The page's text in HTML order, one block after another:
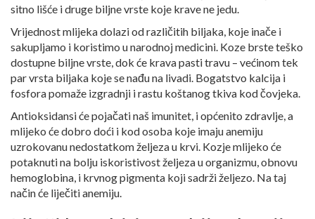
sitno lišće i druge biljne vrste koje krave ne jedu.
Vrijednost mlijeka dolazi od različitih biljaka, koje inače i
sakupljamo i koristimo u narodnoj medicini. Koze brste teško
dostupne biljne vrste, dok će krava pasti travu – većinom tek
par vrsta biljaka koje se nađu na livadi. Bogatstvo kalcija i
fosfora pomaže izgradnji i rastu koštanog tkiva kod čovjeka.
Antioksidansi će pojačati naš imunitet, i općenito zdravlje, a
mlijeko će dobro doći i kod osoba koje imaju anemiju
uzrokovanu nedostatkom željeza u krvi. Kozje mlijeko će
potaknuti na bolju iskoristivost željeza u organizmu, obnovu
hemoglobina, i krvnog pigmenta koji sadrži željezo. Na taj
način će liječiti anemiju.